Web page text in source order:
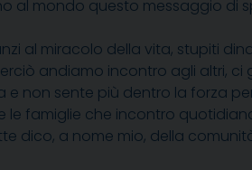
al mondo questo messaggio
al miracolo della vita, stupiti
andiamo incontro agli altri,
non sente più dentro la forza
famiglie che incontro
dico, a nome mio, della